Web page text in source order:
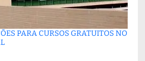
PARA CURSOS GRATUITOS NO